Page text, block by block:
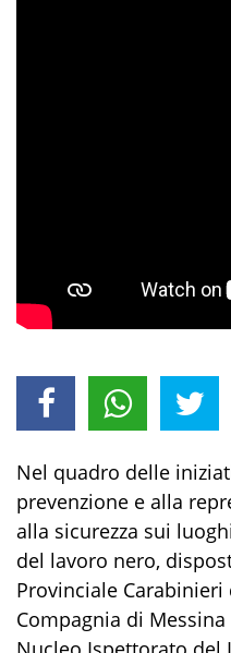
Nel quadro delle
prevenzione e alla
alla sicurezza sui
del lavoro nero,
Provinciale Carabinieri
Compagnia di Messina